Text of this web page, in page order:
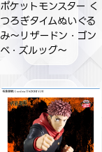
ポケットモンスター く
つろぎタイムぬいぐる
み～リザードン・ゴン
ベ・ズルッグ～